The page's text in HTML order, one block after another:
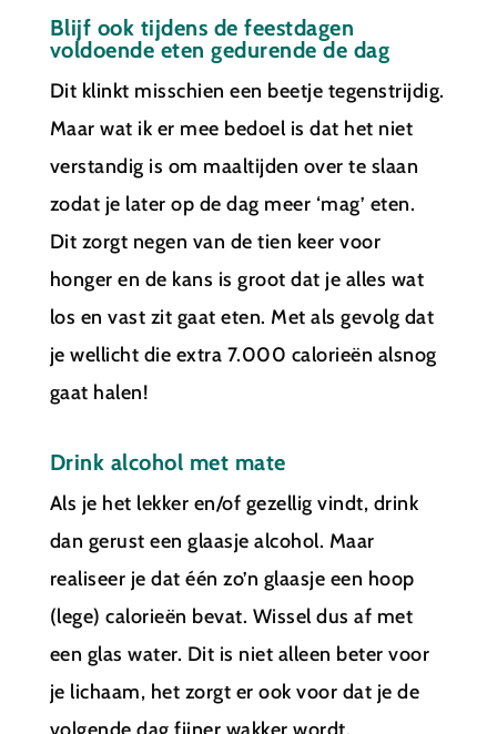
Blijf ook tijdens de feestdagen
voldoende eten gedurende de dag
Dit klinkt misschien een beetje tegenstrijdig.
Maar wat ik er mee bedoel is dat het niet
verstandig is om maaltijden over te slaan
zodat je later op de dag meer ‘mag’ eten.
Dit zorgt negen van de tien keer voor
honger en de kans is groot dat je alles wat
los en vast zit gaat eten. Met als gevolg dat
je wellicht die extra 7.000 calorieën alsnog
gaat halen!
Drink alcohol met mate
Als je het lekker en/of gezellig vindt, drink
dan gerust een glaasje alcohol. Maar
realiseer je dat één zo’n glaasje een hoop
(lege) calorieën bevat. Wissel dus af met
een glas water. Dit is niet alleen beter voor
je lichaam, het zorgt er ook voor dat je de